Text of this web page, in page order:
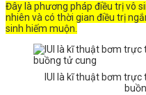
Đây là phương pháp điều trị vô
nhiên và có thời gian điều trị
sinh hiếm muộn.
IUI là kĩ thuật bơm